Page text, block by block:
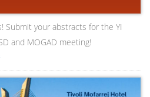
Submit your abstracts for the YI
and MOGAD meeting!